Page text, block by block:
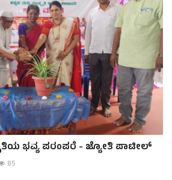
ಭವ್ಯ ಪರಂಪರೆ - ಜ್ಯೋತಿ ಪಾಟೀಲ್
85